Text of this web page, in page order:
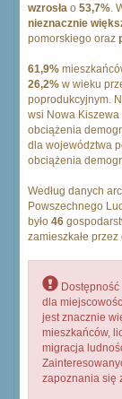
wzrosła o 53,7%.
nieznacznie
pomorskiego oraz
61,9%
26,2% w wieku
poprodukcyjnym.
wsi Nowa Kiszewa
obciążenia
dla województwa
obciążenia
Według danych
Powszechnego
było 46
zamieszkałe przez
dla
jest znacznie
mieszkańców,
migracja
zapoznania się